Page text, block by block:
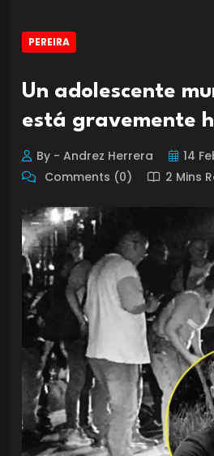
PEREIRA
Un adolescente
está gravemente
By - Andrez Herrera
14
Comments (0)
2 Mins